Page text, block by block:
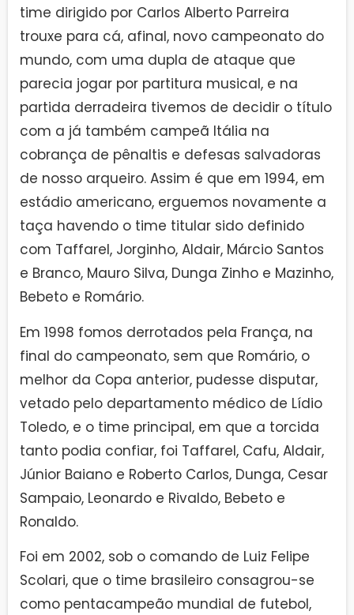
time dirigido por Carlos Alberto Parreira
trouxe para cá, afinal, novo campeonato do
mundo, com uma dupla de ataque que
parecia jogar por partitura musical, e na
partida derradeira tivemos de decidir o título
com a já também campeã Itália na
cobrança de pênaltis e defesas salvadoras
de nosso arqueiro. Assim é que em 1994, em
estádio americano, erguemos novamente a
taça havendo o time titular sido definido
com Taffarel, Jorginho, Aldair, Márcio Santos
e Branco, Mauro Silva, Dunga Zinho e Mazinho,
Bebeto e Romário.
Em 1998 fomos derrotados pela França, na
final do campeonato, sem que Romário, o
melhor da Copa anterior, pudesse disputar,
vetado pelo departamento médico de Lídio
Toledo, e o time principal, em que a torcida
tanto podia confiar, foi Taffarel, Cafu, Aldair,
Júnior Baiano e Roberto Carlos, Dunga, Cesar
Sampaio, Leonardo e Rivaldo, Bebeto e
Ronaldo.
Foi em 2002, sob o comando de Luiz Felipe
Scolari, que o time brasileiro consagrou-se
como pentacampeão mundial de futebol,